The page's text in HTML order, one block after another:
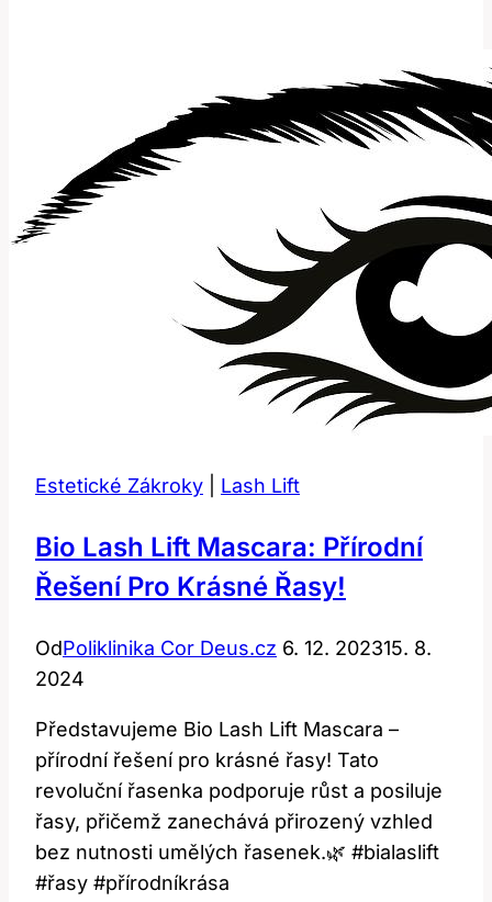
zuby:
Estetika
a
Estetické Zákroky Lash Lift
Bio Lash Lift Mascara: Přírodní
Řešení Pro Krásné Řasy!
OdPoliklinika Cor Deus.cz 6. 12. 202315. 8.
2024
Představujeme Bio Lash Lift Mascara –
přírodní řešení pro krásné řasy! Tato
revoluční řasenka podporuje růst a posiluje
řasy, přičemž zanechává přirozený vzhled
bez nutnosti umělých řasenek.🌿 #bialaslift
#řasy #přírodníkrása